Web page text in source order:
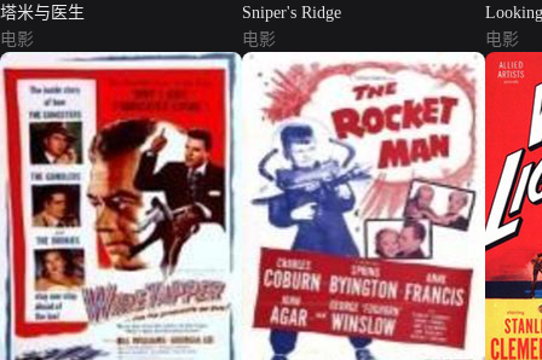
塔米与医生
电影
Sniper's Ridge
电影
电影